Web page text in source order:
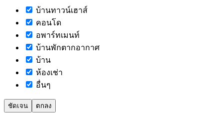
บ้านทาวน์เฮาส์
คอนโด
อพาร์ทเมนท์
บ้านพักตากอากาศ
บ้าน
ห้องเช่า
อื่นๆ
ชัดเจน ตกลง